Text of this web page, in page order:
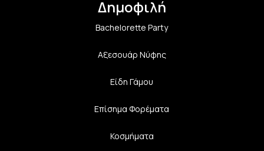
Δημοφιλή
Bachelorette Party
Αξεσουάρ Νύφης
Είδη Γάμου
Επίσημα Φορέματα
Κοσμήματα